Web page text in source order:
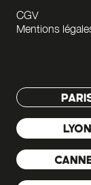
CGV
Mentions
LYON